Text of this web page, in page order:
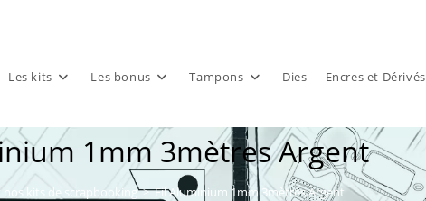
Les kits Les bonus Tampons Dies Encres et Dérivés
1mm 3mètres Argent
nos kits de scrapbooking > Fil Aluminium 1mm 3mètres Argent